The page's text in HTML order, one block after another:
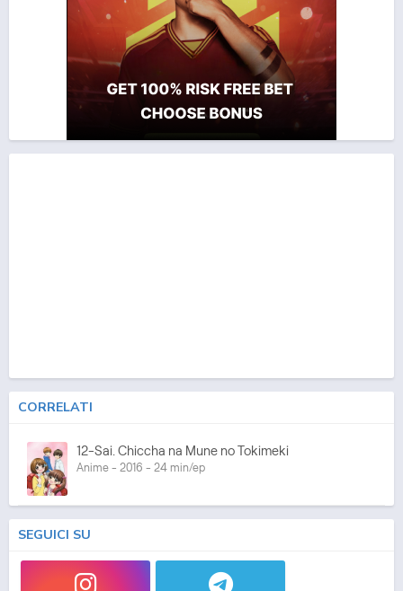
CORRELATI
12-Sai. Chiccha na Mune no Tokimeki
Anime - 2016 - 24 min/ep
SEGUICI SU